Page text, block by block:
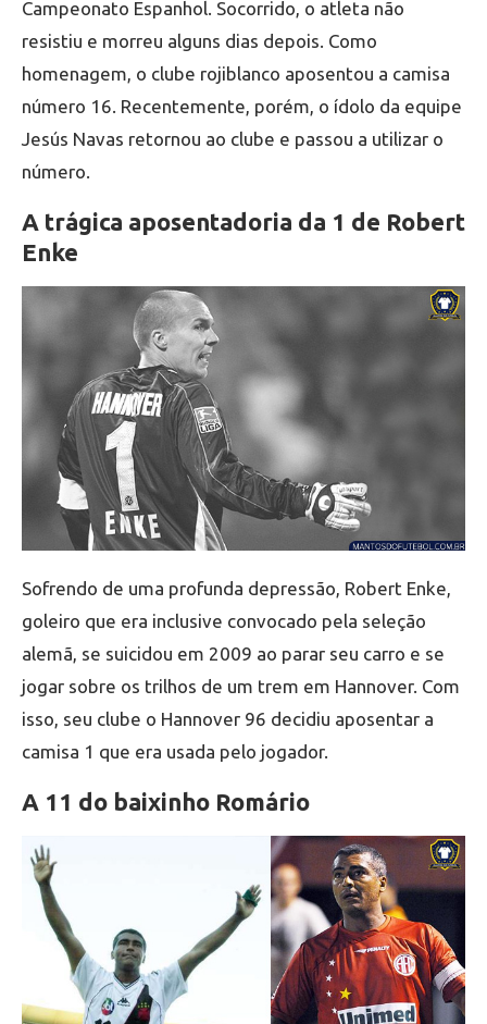
Campeonato Espanhol. Socorrido, o atleta não
resistiu e morreu alguns dias depois. Como
homenagem, o clube rojiblanco aposentou a camisa
número 16. Recentemente, porém, o ídolo da equipe
Jesús Navas retornou ao clube e passou a utilizar o
número.
A trágica aposentadoria da 1 de Robert
Enke
Sofrendo de uma profunda depressão, Robert Enke,
goleiro que era inclusive convocado pela seleção
alemã, se suicidou em 2009 ao parar seu carro e se
jogar sobre os trilhos de um trem em Hannover. Com
isso, seu clube o Hannover 96 decidiu aposentar a
camisa 1 que era usada pelo jogador.
A 11 do baixinho Romário